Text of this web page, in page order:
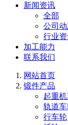
新闻资讯
全部
公司
行业
加工能力
联系我们
网站首页
锻件产品
起重
轨道
行车轮